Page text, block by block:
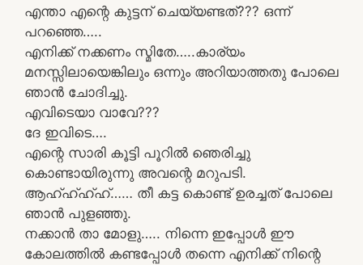
എന്താ എന്റെ കുട്ടന് ചെയ്യണ്ടത്??? ഒന്ന്
പറഞ്ഞെ…..
എനിക്ക് നക്കണം സ്മിതേ…..കാര്യം
മനസ്സിലായെങ്കിലും ഒന്നും അറിയാത്തതു പോലെ
ഞാൻ ചോദിച്ചു.
എവിടെയാ വാവേ???
ദേ ഇവിടെ….
എന്റെ സാരി കൂട്ടി പൂറിൽ ഞെരിച്ചു
കൊണ്ടായിരുന്നു അവന്റെ മറുപടി.
ആഹ്ഹ്ഹ്ഹ്…… തീ കട്ട കൊണ്ട് ഉരച്ചത് പോലെ
ഞാൻ പുളഞ്ഞു.
നക്കാൻ താ മോളു….. നിന്നെ ഇപ്പോൾ ഈ
കോലത്തിൽ കണ്ടപ്പോൾ തന്നെ എനിക്ക് നിന്റെ